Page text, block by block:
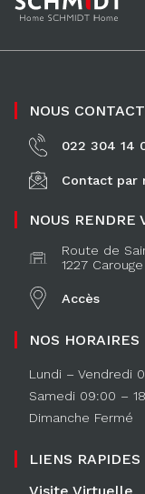
NOUS
022 304 14
Contact par
NOUS RENDRE
Route de
1227 Carouge
Accès
NOS HORAIRES
Lundi – Vendredi
Samedi 09:00 –
Dimanche Fermé
LIENS RAPIDES